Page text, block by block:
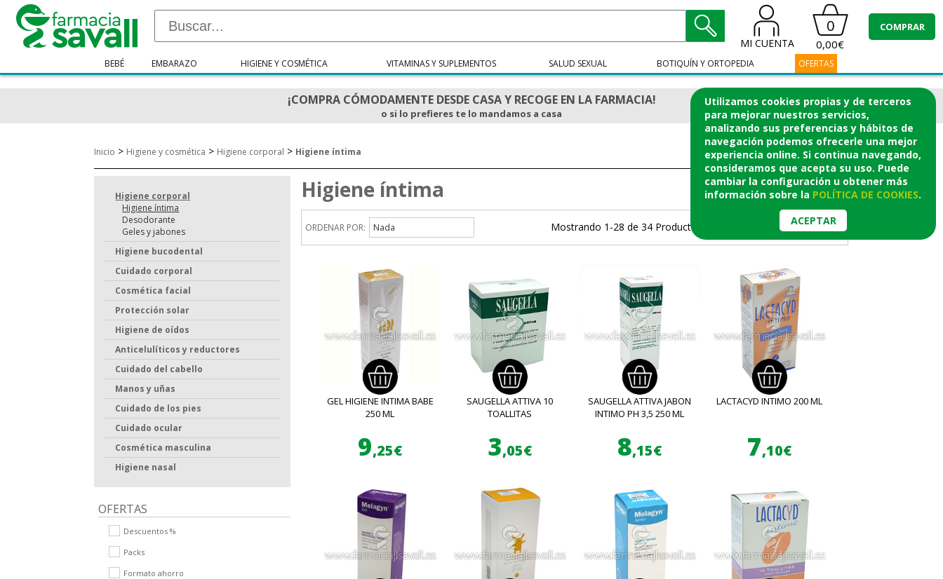
Utilizamos cookies propias y de terceros
para mejorar nuestros servicios,
analizando sus preferencias y hábitos de
navegación podemos ofrecerle una mejor
experiencia online. Si continua navegando,
consideramos que acepta su uso. Puede
cambiar la configuración u obtener más
información sobre la POLÍTICA DE COOKIES.
ACEPTAR
MI CUENTA
0
0,00€
COMPRAR
BEBÉ EMBARAZO HIGIENE Y COSMÉTICA VITAMINAS Y SUPLEMENTOS SALUD SEXUAL BOTIQUÍN Y ORTOPEDIA OFERTAS
¡COMPRA CÓMODAMENTE DESDE CASA Y RECOGE EN LA FARMACIA!
o si lo prefieres te lo mandamos a casa
Inicio > Higiene y cosmética > Higiene corporal > Higiene íntima
Higiene corporal
Higiene íntima
Desodorante
Geles y jabones
Higiene bucodental
Cuidado corporal
Cosmética facial
Protección solar
Higiene de oídos
Anticelulíticos y reductores
Cuidado del cabello
Manos y uñas
Cuidado de los pies
Cuidado ocular
Cosmética masculina
Higiene nasal
OFERTAS
Descuentos %
Packs
Formato ahorro
Higiene íntima
ORDENAR POR: Nada Mostrando 1-28 de 34 Productos. Página 1/2 > >|
GEL HIGIENE INTIMA BABE
250 ML
9,25€
SAUGELLA ATTIVA 10
TOALLITAS
3,05€
SAUGELLA ATTIVA JABON
INTIMO PH 3,5 250 ML
8,15€
LACTACYD INTIMO 200 ML
7,10€